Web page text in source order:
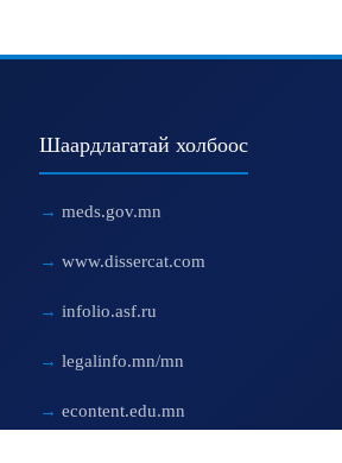
Шаардлагатай холбоос
meds.gov.mn
www.dissercat.com
infolio.asf.ru
legalinfo.mn/mn
econtent.edu.mn